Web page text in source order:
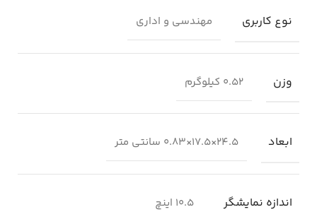
نوع کاربری مهندسی و اداری
وزن 0.52 کیلوگرم
ابعاد 24.5×17.5×0.83 سانتی متر
اندازه نمایشگر 10.5 اینچ